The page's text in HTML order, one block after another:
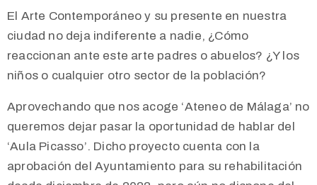
El Arte Contemporáneo y su presente en nuestra
ciudad no deja indiferente a nadie, ¿Cómo
reaccionan ante este arte padres o abuelos? ¿Y los
niños o cualquier otro sector de la población?
Aprovechando que nos acoge ‘Ateneo de Málaga’ no
queremos dejar pasar la oportunidad de hablar del
‘Aula Picasso’. Dicho proyecto cuenta con la
aprobación del Ayuntamiento para su rehabilitación